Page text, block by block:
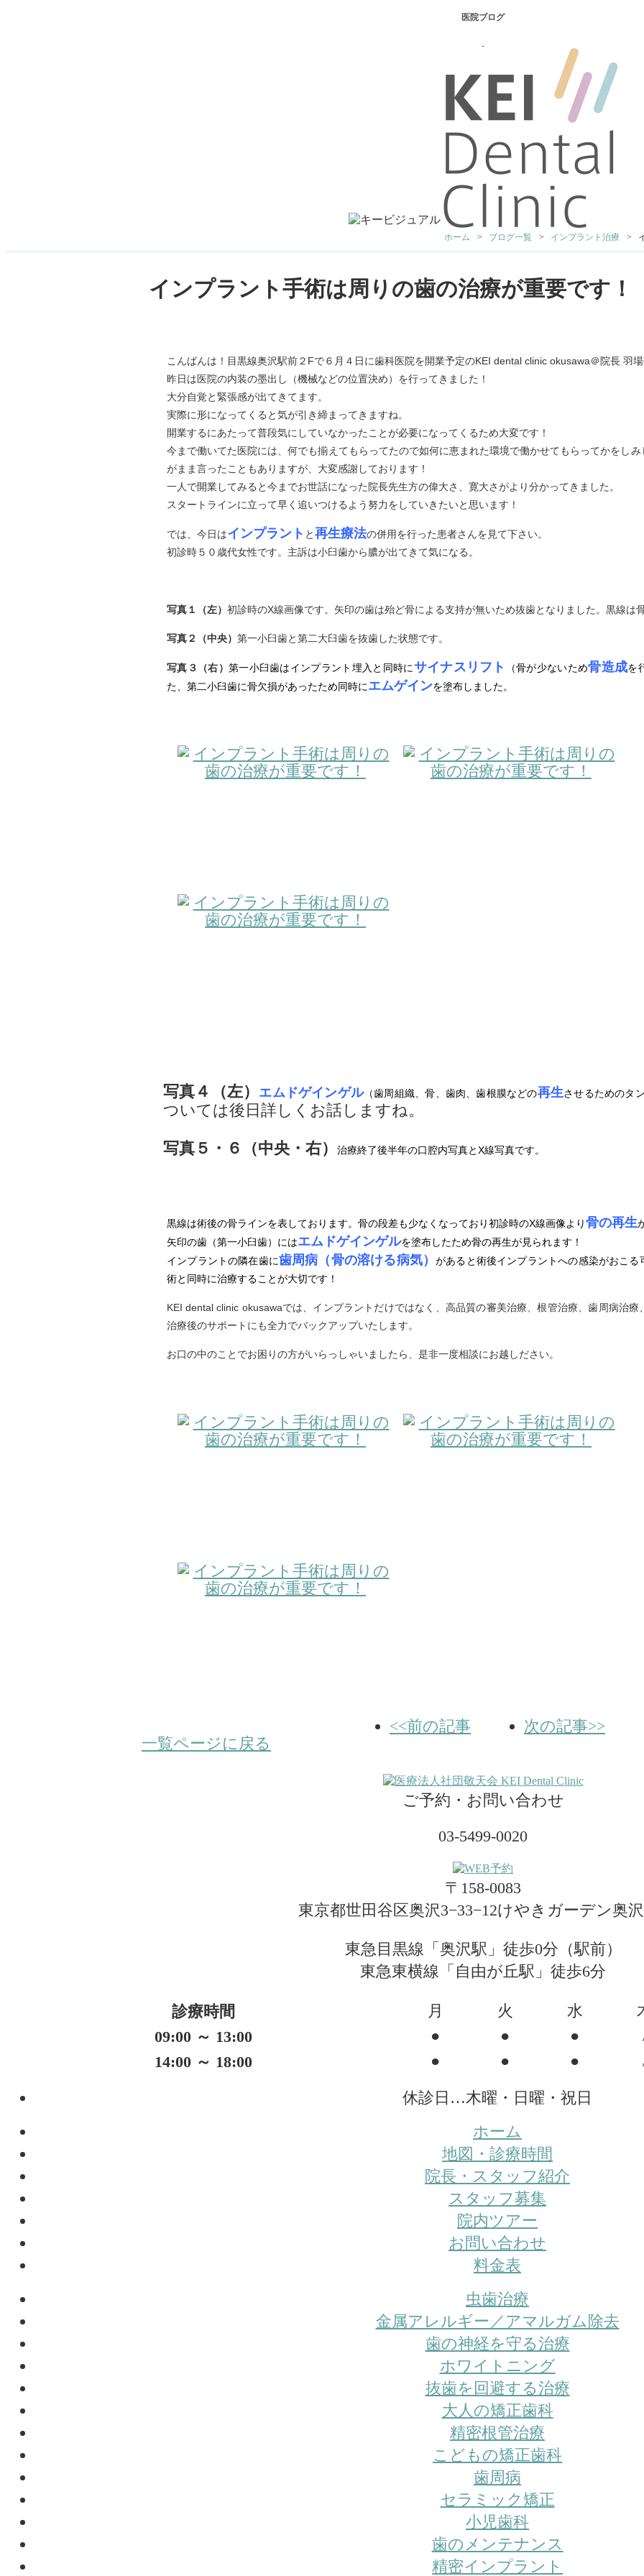
医院ブログ
ホーム ブログ一覧 インプラント治療
インプラント手術は周りの歯の治療が重要です！
こんばんは！目黒線奥沢駅前２Fで６月４日に歯科医院を開業予定のKEI dental clinic okusawa＠院長 羽
昨日は医院の内装の墨出し（機械などの位置決め）を行ってきました！
大分自覚と緊張感が出てきてます。
実際に形になってくると気が引き締まってきますね。
開業するにあたって普段気にしていなかったことが必要になってくるため大変です！
今まで働いてた医院には、何でも揃えてもらってたので如何に恵まれた環境で働かせてもらってかをし
がまま言ったこともありますが、大変感謝しております！
一人で開業してみると今までお世話になった院長先生方の偉大さ、寛大さがより分かってきました。
スタートラインに立って早く追いつけるよう努力をしていきたいと思います！
では、今日はインプラント と再生療法の併用を行った患者さんを見て下さい。
初診時５０歳代女性です。主訴は小臼歯から膿が出てきて気になる。
写真１（左） 初診時のX線画像です。矢印の歯は殆ど骨による支持が無いため抜歯となりました。 黒線は
写真２（中央） 第一小臼歯と第二大臼歯を抜歯した状態です。
写真３（右） 第一小臼歯はインプラント埋入と同時にサイナスリフト （骨が少ないため骨造成を
た、第二小臼歯に骨欠損があったため同時にエムゲインを塗布しました。
写真４（左） エムドゲインゲル（歯周組織、骨、歯肉、歯根膜などの再生させるためのタ
ついては後日詳しくお話しますね。
写真５・６（中央・右） 治療終了後半年の口腔内写真とX線写真です。
黒線は術後の骨ラインを表しております。骨の段差も少なくなっており初診時のX線画像より骨の再生
矢印の歯（第一小臼歯）にはエムドゲインゲルを塗布したため骨の再生が見られます！
インプラントの隣在歯に歯周病（骨の溶ける病気）があると術後インプラントへの感染がおこ
術と同時に治療することが大切です！
KEI dental clinic okusawaでは、インプラントだけではなく、高品質の審美治療、根管治療、歯周病治
治療後のサポートにも全力でバックアップいたします。
お口の中のことでお困りの方がいらっしゃいましたら、是非一度相談にお越しださい。
<<前の記事
次の記事>>
一覧ページに戻る
ご予約・お問い合わせ
03-5499-0020
〒158-0083
東京都世田谷区奥沢3−33−12けやきガーデン奥
東急目黒線「奥沢駅」徒歩0分（駅前）
東急東横線「自由が丘駅」徒歩6分
診療時間 月 火 水
09:00 ～ 13:00
● ● ●
14:00 ～ 18:00
● ● ●
休診日…木曜・日曜・祝日
ホーム
地図・診療時間
院長・スタッフ紹介
スタッフ募集
院内ツアー
お問い合わせ
料金表
虫歯治療
金属アレルギー／アマルガム除去
歯の神経を守る治療
ホワイトニング
抜歯を回避する治療
大人の矯正歯科
精密根管治療
こどもの矯正歯科
歯周病
セラミック矯正
小児歯科
歯のメンテナンス
精密インプラント